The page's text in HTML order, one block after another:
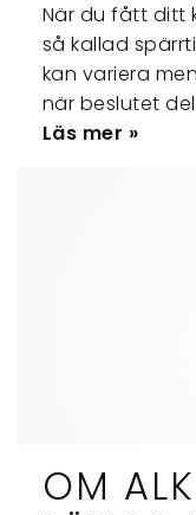
När du fått ditt
så kallad
kan variera
när beslutet
Läs mer »
OM